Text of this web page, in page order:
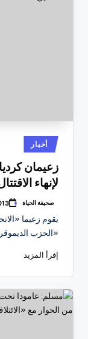
نُشر
في
أخبار
زعيمان
لإنهاء
تمّ
بواسطة
صحيفة الحياة
يقوم زعيما
«الحزب
إقرأ المزيد